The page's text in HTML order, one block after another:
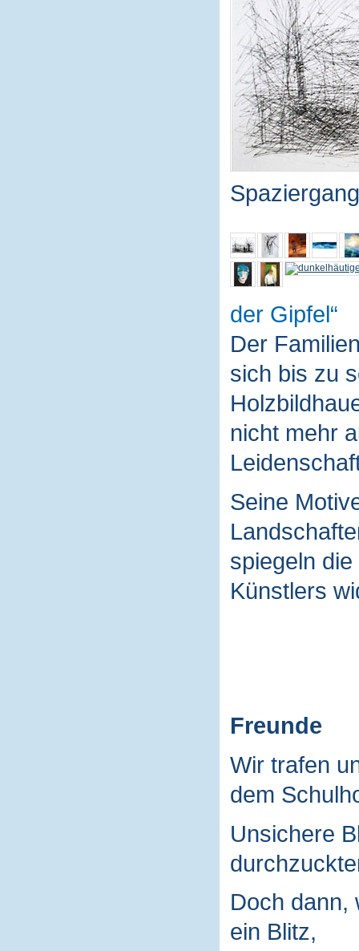
der Gipfel
Der
sich bis zu
nicht mehr
Seine
spiegeln
Künstlers
Freunde
Wir trafen
dem
Unsichere
Doch dann,
ein Blitz,